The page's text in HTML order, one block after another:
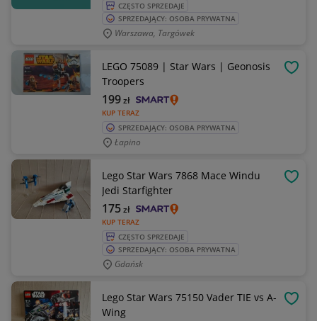
CZĘSTO SPRZEDAJE
SPRZEDAJĄCY: OSOBA PRYWATNA
Warszawa, Targówek
LEGO 75089 | Star Wars | Geonosis
Troopers
KUP TERAZ
199zł
SPRZEDAJĄCY: OSOBA PRYWATNA
Łapino
Lego Star Wars 7868 Mace Windu
Jedi Starfighter
KUP TERAZ
175zł
CZĘSTO SPRZEDAJE
SPRZEDAJĄCY: OSOBA PRYWATNA
Gdańsk
Lego Star Wars 75150 Vader TIE vs A-
Wing